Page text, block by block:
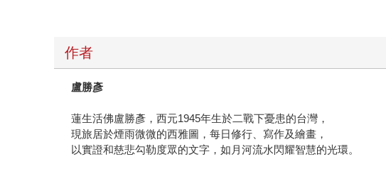
作者
盧勝彥
蓮生活佛盧勝彥，西元1945年生於二戰下憂患的台灣，
現旅居於煙雨微微的西雅圖，每日修行、寫作及繪畫，
以實證和慈悲勾勒度眾的文字，如月河流水閃耀智慧的光環。